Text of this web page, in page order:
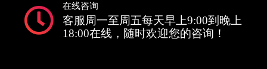
在线咨询
客服周一至周五每天早上9:00到晚上
18:00在线，随时欢迎您的咨询！